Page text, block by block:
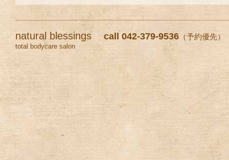
natural blessings call 042-379-9536 （予約優先）
total bodycare salon